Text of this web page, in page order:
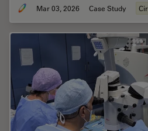
Mar 03, 2026 Case Study